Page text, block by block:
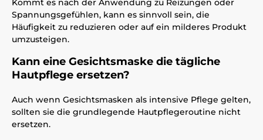
Kommt es nach der Anwendung zu Reizungen oder
Spannungsgefühlen, kann es sinnvoll sein, die
Häufigkeit zu reduzieren oder auf ein milderes Produkt
umzusteigen.
Kann eine Gesichtsmaske die tägliche
Hautpflege ersetzen?
Auch wenn Gesichtsmasken als intensive Pflege gelten,
sollten sie die grundlegende Hautpflegeroutine nicht
ersetzen.